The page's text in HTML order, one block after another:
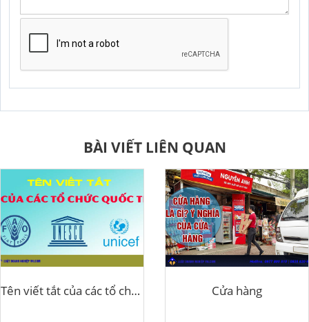
GỬI YÊU CẦU
BÀI VIẾT LIÊN QUAN
Tên viết tắt của các tổ chức Quốc tế Cửa hàng